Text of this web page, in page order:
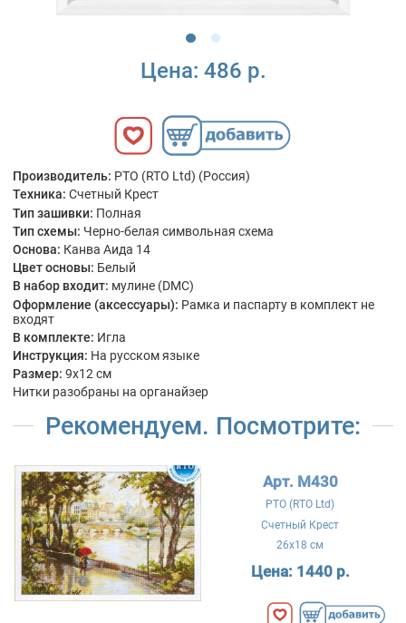
Цена: 486 р.
Производитель: РТО (RTO Ltd) (Россия)
Техника: Счетный Крест
Тип зашивки: Полная
Тип схемы: Черно-белая символьная схема
Основа: Канва Аида 14
Цвет основы: Белый
В набор входит: мулине (DMC)
Оформление (аксессуары): Рамка и паспарту в комплект не
входят
В комплекте: Игла
Инструкция: На русском языке
Размер: 9x12 см
Нитки разобраны на органайзер
Рекомендуем. Посмотрите:
Арт. M430
РТО (RTO Ltd)
Счетный Крест
26x18 см
Цена: 1440 р.